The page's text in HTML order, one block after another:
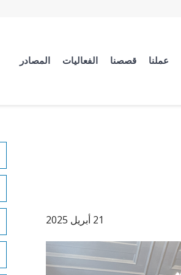
عملنا قصصنا الفعاليات المصادر
21 أبريل 2025